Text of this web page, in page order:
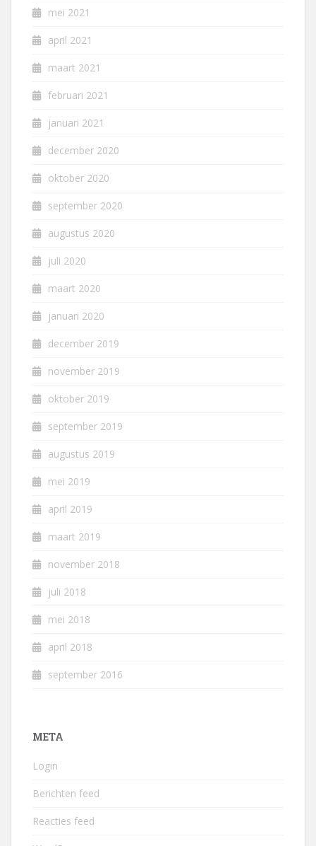
mei 2021
april 2021
maart 2021
februari 2021
januari 2021
december 2020
oktober 2020
september 2020
augustus 2020
juli 2020
maart 2020
januari 2020
december 2019
november 2019
oktober 2019
september 2019
augustus 2019
mei 2019
april 2019
maart 2019
november 2018
juli 2018
mei 2018
april 2018
september 2016
META
Login
Berichten feed
Reacties feed